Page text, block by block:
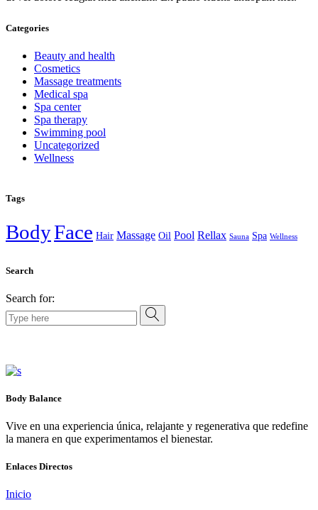
Categories
Beauty and health
Cosmetics
Massage treatments
Medical spa
Spa center
Spa therapy
Swimming pool
Uncategorized
Wellness
Tags
BodyFace Hair Massage Oil Pool Rellax Sauna Spa Wellness
Search
Search for:
Body Balance
Vive en una experiencia única, relajante y regenerativa que redefine
la manera en que experimentamos el bienestar.
Enlaces Directos
Inicio